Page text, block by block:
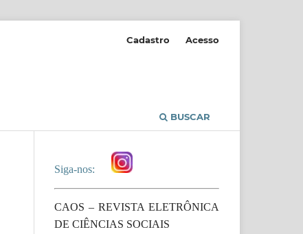
BUSCAR
Cadastro Acesso
Siga-nos:
CAOS – REVISTA ELETRÔNICA
DE CIÊNCIAS SOCIAIS